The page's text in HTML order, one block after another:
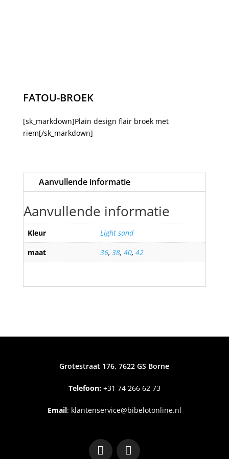
FATOU-BROEK
[sk_markdown]Plain design flair broek met
riem[/sk_markdown]
Aanvullende informatie
Aanvullende informatie
Kleur
Light sand
maat
36, 38, 40, 42
Grotestraat 176, 7622 GS Borne
Telefoon:+31 74 266 62 73
Email: klantenservice@bibelotonline.nl